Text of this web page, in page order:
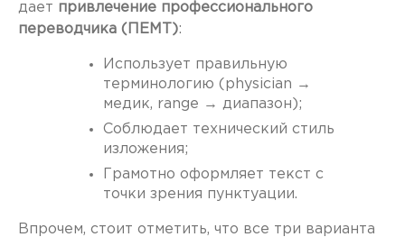
дает привлечение профессионального
переводчика (ПЕМТ):
Использует правильную
терминологию (physician →
медик, range → диапазон);
Соблюдает технический стиль
изложения;
Грамотно оформляет текст с
точки зрения пунктуации.
Впрочем, стоит отметить, что все три варианта